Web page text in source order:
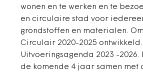
wonen en te werken en te
en circulaire stad voor
grondstoffen en materialen.
Circulair 2020-2025
Uitvoeringsagenda 2023 -
de komende 4 jaar samen met